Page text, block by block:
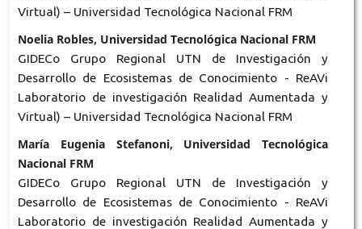
Virtual) – Universidad Tecnológica Nacional FRM
Noelia Robles, Universidad Tecnológica Nacional FRM
GIDECo Grupo Regional UTN de Investigación y
Desarrollo de Ecosistemas de Conocimiento - ReAVi
Laboratorio de investigación Realidad Aumentada y
Virtual) – Universidad Tecnológica Nacional FRM
María Eugenia Stefanoni, Universidad Tecnológica
Nacional FRM
GIDECo Grupo Regional UTN de Investigación y
Desarrollo de Ecosistemas de Conocimiento - ReAVi
Laboratorio de investigación Realidad Aumentada y